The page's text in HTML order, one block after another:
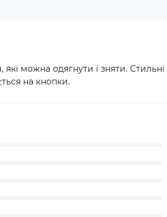
можна одягнути і зняти. Стильні
на кнопки.